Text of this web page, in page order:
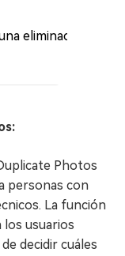
eliminación
Photos
personas con
La función
usuarios
decidir cuáles